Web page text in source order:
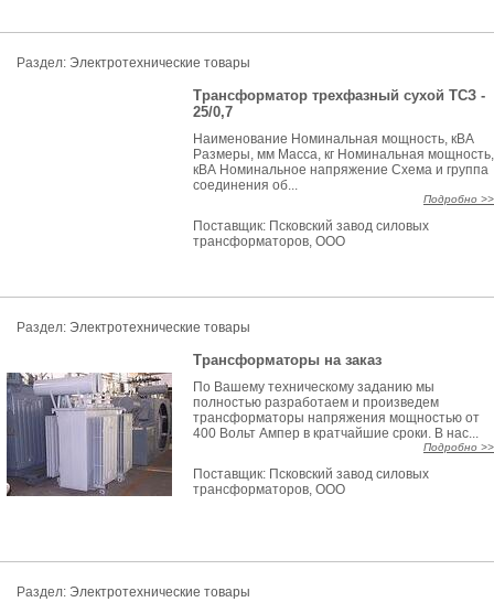
Раздел: Электротехнические товары
Трансформатор трехфазный сухой ТСЗ -
25/0,7
Наименование Номинальная мощность, кВА
Размеры, мм Масса, кг Номинальная мощность,
кВА Номинальное напряжение Схема и группа
соединения об...
Подробно >>
Поставщик: Псковский завод силовых
трансформаторов, ООО
Раздел: Электротехнические товары
Трансформаторы на заказ
По Вашему техническому заданию мы
полностью разработаем и произведем
трансформаторы напряжения мощностью от
400 Вольт Ампер в кратчайшие сроки. В нас...
Подробно >>
Поставщик: Псковский завод силовых
трансформаторов, ООО
Раздел: Электротехнические товары